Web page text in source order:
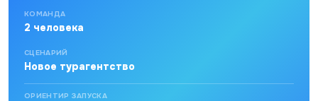
КОМАНДА
2 человека
СЦЕНАРИЙ
Новое турагентство
ОРИЕНТИР ЗАПУСКА